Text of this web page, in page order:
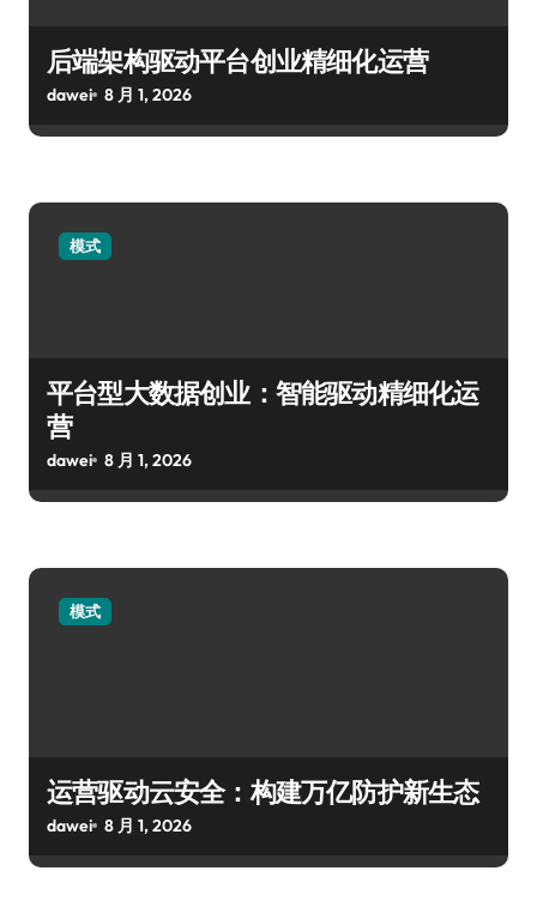
后端架构驱动平台创业精细化运营
dawei 8 月 1, 2026
模式
平台型大数据创业：智能驱动精细化运
营
dawei 8 月 1, 2026
模式
运营驱动云安全：构建万亿防护新生态
dawei 8 月 1, 2026